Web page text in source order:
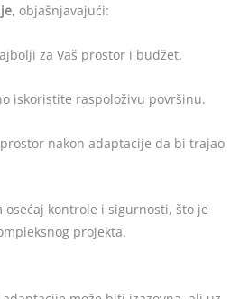
, objašnjavajući:
za Vaš prostor i budžet.
iskoristite raspoloživu površinu.
nakon adaptacije da bi trajao
osećaj kontrole i sigurnosti, što je
projekta.